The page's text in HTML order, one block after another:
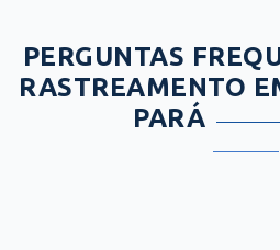
PERGUNTAS
RASTREAMENTO
PARÁ